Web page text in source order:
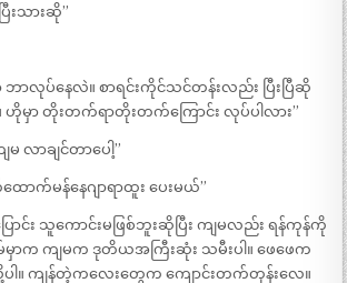
ြီးသားဆို”
ဘာလုပ်နေလဲ။ စာရင်းကိုင်သင်တန်းလည်း ပြီးပြီဆို
မှာ တိုးတက်ရာတိုးတက်ကြောင်း လုပ်ပါလား”
လာချင်တာပေါ့”
ာက်မန်နေဂျာရာထူး ပေးမယ်”
ာင်း သူကောင်းမဖြစ်ဘူးဆိုပြီး ကျမလည်း ရန်ကုန်ကို
က ကျမက ဒုတိယအကြီးဆုံး သမီးပါ။ ဖေဖေက
။ ကျန်တဲ့ကလေးတွေက ကျောင်းတက်တုန်းလေ။